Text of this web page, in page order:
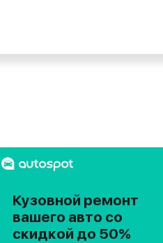
Кузовной ремонт
вашего авто со
скидкой до 50%